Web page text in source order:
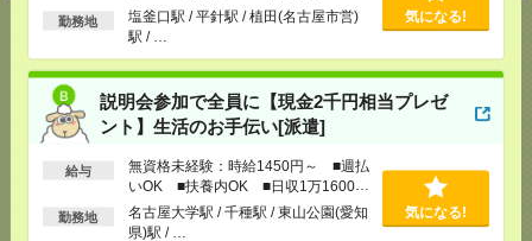
以上
勤務地
塩釜口駅 / 平針駅 / 植田(名古屋市営)
駅 / …
気になる!
説明会参加で全員に【現金2千円相当プレゼ
ント】生活のお手伝い[派遣]
給与
無資格未経験：時給1450円～ ■週払
いOK ■扶養内OK ■日収1万1600円
以上
勤務地
名古屋大学駅 / 千種駅 / 東山公園(愛知
県)駅 / …
気になる!
応募ページへ
気になる！ 電話応募